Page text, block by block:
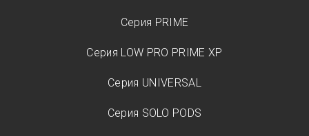
Серия PRIME
Серия LOW PRO PRIME XP
Серия UNIVERSAL
Серия SOLO PODS